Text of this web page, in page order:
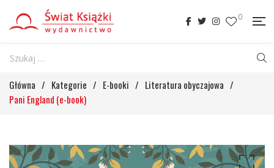
0
Główna / Kategorie / E-booki / Literatura obyczajowa /
Pani England (e-book)